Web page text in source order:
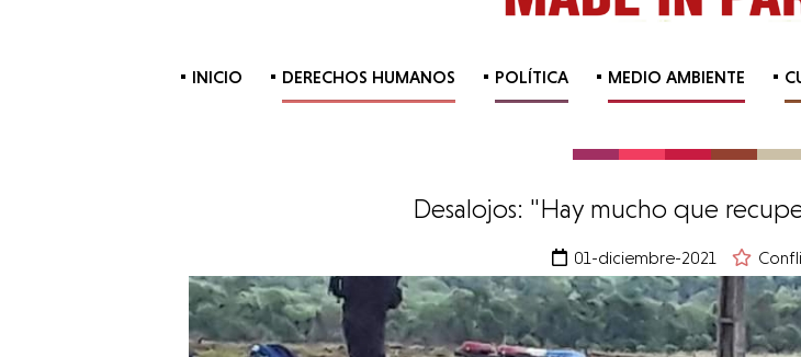
INICIO DERECHOS HUMANOS POLÍTICA MEDIO AMBIENTE
Desalojos: "Hay mucho que
01-diciembre-2021